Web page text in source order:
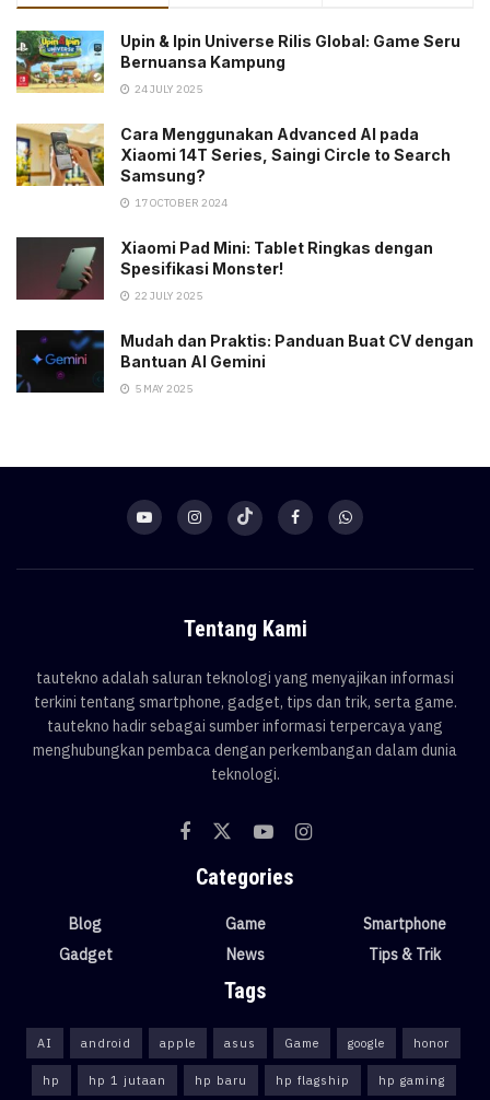
Upin & Ipin Universe Rilis Global: Game Seru
Bernuansa Kampung
24 JULY 2025
Cara Menggunakan Advanced AI pada
Xiaomi 14T Series, Saingi Circle to Search
Samsung?
17 OCTOBER 2024
Xiaomi Pad Mini: Tablet Ringkas dengan
Spesifikasi Monster!
22 JULY 2025
Mudah dan Praktis: Panduan Buat CV dengan
Bantuan AI Gemini
5 MAY 2025
Tentang Kami
tautekno adalah saluran teknologi yang menyajikan informasi
terkini tentang smartphone, gadget, tips dan trik, serta game.
tautekno hadir sebagai sumber informasi terpercaya yang
menghubungkan pembaca dengan perkembangan dalam dunia
teknologi.
Categories
Blog
Gadget
Game
News
Smartphone
Tips & Trik
Tags
AI android apple asus Game google honor
hp hp 1 jutaan hp baru hp flagship hp gaming